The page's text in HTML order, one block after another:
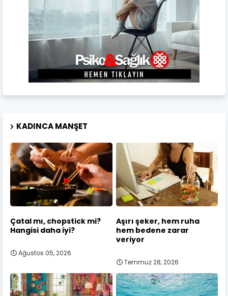
KADINCA MANŞET
Çatal mı, chopstick mi?
Hangisi daha iyi?
Ağustos 05, 2026
Aşırı şeker, hem ruha
hem bedene zarar
veriyor
Temmuz 28, 2026